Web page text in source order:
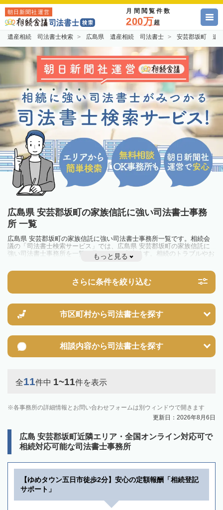
朝日新聞社運営 月間閲覧件数
200万超
遺産相続 司法書士検索 広島県 遺産相続 司法書士 安芸郡坂町 遺
広島県 安芸郡坂町の家族信託に強い司法書士事務
所 一覧
広島県 安芸郡坂町の家族信託に強い司法書士事務所一覧です。相続会
議の「司法書士検索サービス」では、広島県 安芸郡坂町の家族信託に
強い司法書士事務所を一覧で見ることが出来ます。相続のトラブルやお
悩みを抱えている方は一度近隣の司法書士に相談してみましょう。
もっと見る
さらに条件を絞り込む
市区町村から司法書士を探す
相談内容から司法書士を探す
全11件中 1~11件を表示
各事務所の詳細情報とお問い合わせフォームは別ウィンドウで開きます
更新日：2026年8月6日
広島 安芸郡坂町近隣エリア・全国オンライン対応可で
相続対応可能な司法書士事務所
【ゆめタウン五日市徒歩2分】安心の定額報酬「相続登記
サポート」